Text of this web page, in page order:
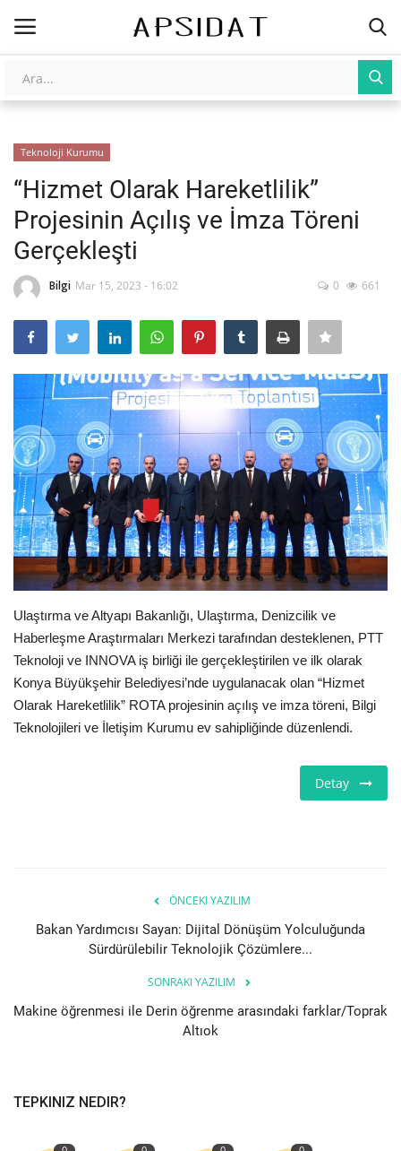
Giriş Kayıt Ol
AnaSayfa
İletişim
Yapay Zeka
Üniversite Yayınları
Tarım
E-Devlet Sistemleri
Enerji
Tubitak
Teknoloji Kurumu
Teknoloji
Yazılım Dilleri
Makaleler
Teknoloji Kurumu
“Hizmet Olarak Hareketlilik”
Projesinin Açılış ve İmza Töreni
Gerçekleşti
Bilgi Mar 15, 2023 - 16:02 0 661
Ulaştırma ve Altyapı Bakanlığı, Ulaştırma, Denizcilik ve
Haberleşme Araştırmaları Merkezi tarafından desteklenen, PTT
Teknoloji ve INNOVA iş birliği ile gerçekleştirilen ve ilk olarak
Konya Büyükşehir Belediyesi’nde uygulanacak olan “Hizmet
Olarak Hareketlilik” ROTA projesinin açılış ve imza töreni, Bilgi
Teknolojileri ve İletişim Kurumu ev sahipliğinde düzenlendi.
Detay
ÖNCEKI YAZILIM
Bakan Yardımcısı Sayan: Dijital Dönüşüm Yolculuğunda
Sürdürülebilir Teknolojik Çözümlere...
SONRAKI YAZILIM
Makine öğrenmesi ile Derin öğrenme arasındaki farklar/Toprak
Altıok
TEPKINIZ NEDIR?